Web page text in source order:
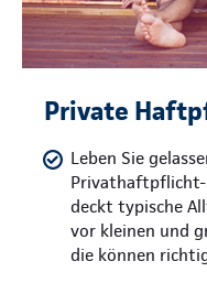
Private
Leben Sie
Privathaftpflicht-
deckt typische
vor kleinen und
die können